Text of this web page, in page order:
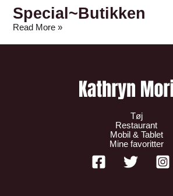
Special~Butikken
Read More »
Tøj
Restaurant
Mobil & Tablet
Mine favoritter